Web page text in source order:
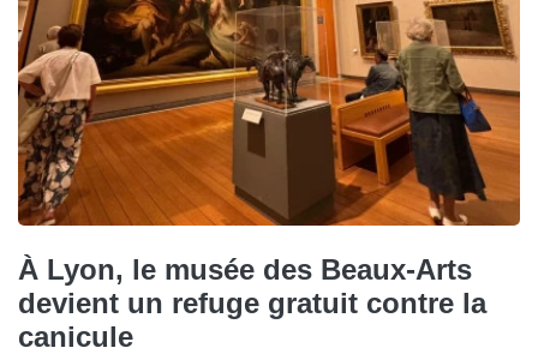
À Lyon, le musée des Beaux-Arts
devient un refuge gratuit contre la
canicule